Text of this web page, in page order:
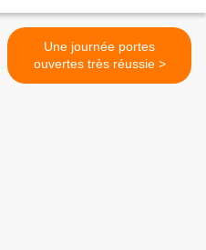
Une journée portes
ouvertes très réussie >